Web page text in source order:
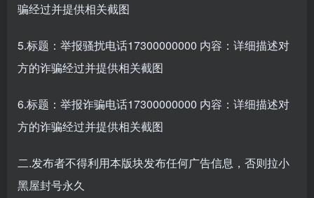
骗经过并提供相关截图
5.标题：举报骚扰电话17300000000 内容：详细描述对
方的诈骗经过并提供相关截图
6.标题：举报诈骗电话17300000000 内容：详细描述对
方的诈骗经过并提供相关截图
二.发布者不得利用本版块发布任何广告信息，否则拉小
黑屋封号永久